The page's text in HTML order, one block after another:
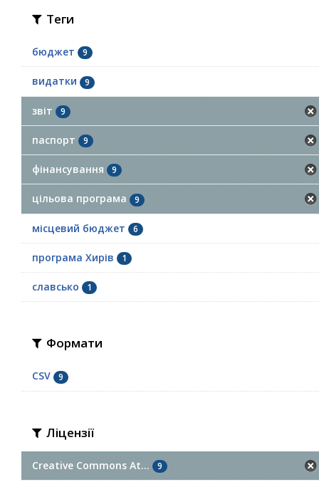
Теги
бюджет 9
видатки 9
звіт 9
паспорт 9
фінансування 9
цільова програма 9
місцевий бюджет 6
програма Хирів 1
славсько 1
Формати
CSV 9
Ліцензії
Creative Commons At... 9